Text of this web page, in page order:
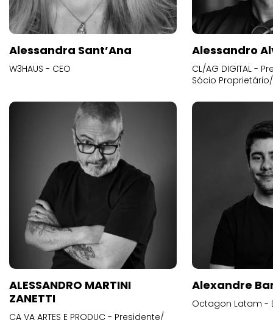
Alessandra Sant’Ana
W3HAUS - CEO
Alessandro
CL/AG DIGITAL -
Sócio
ALESSANDRO MARTINI
ZANETTI
CA VA ARTES E PRODUC - Presidente/
Alexandre
Octagon Latam -